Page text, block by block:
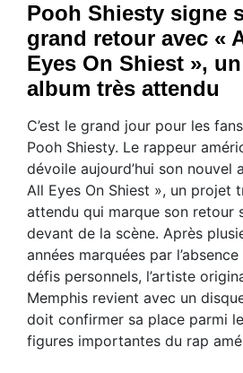
Pooh Shiesty signe
grand retour avec «
Eyes On Shiest », un
album très attendu
C’est le grand jour pour les
Pooh Shiesty. Le rappeur
dévoile aujourd’hui son nouvel
All Eyes On Shiest », un projet
attendu qui marque son retour
devant de la scène. Après
années marquées par
défis personnels, l’artiste
Memphis revient avec un
doit confirmer sa place parmi
figures importantes du rap